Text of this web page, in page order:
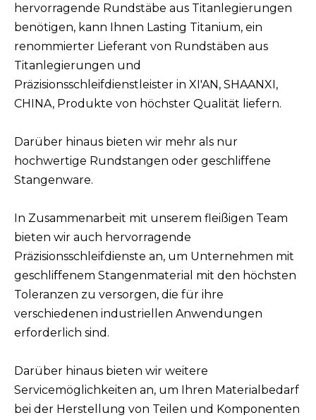
hervorragende Rundstäbe aus Titanlegierungen
benötigen, kann Ihnen Lasting Titanium, ein
renommierter Lieferant von Rundstäben aus
Titanlegierungen und
Präzisionsschleifdienstleister in XI'AN, SHAANXI,
CHINA, Produkte von höchster Qualität liefern.
Darüber hinaus bieten wir mehr als nur
hochwertige Rundstangen oder geschliffene
Stangenware.
In Zusammenarbeit mit unserem fleißigen Team
bieten wir auch hervorragende
Präzisionsschleifdienste an, um Unternehmen mit
geschliffenem Stangenmaterial mit den höchsten
Toleranzen zu versorgen, die für ihre
verschiedenen industriellen Anwendungen
erforderlich sind.
Darüber hinaus bieten wir weitere
Servicemöglichkeiten an, um Ihren Materialbedarf
bei der Herstellung von Teilen und Komponenten